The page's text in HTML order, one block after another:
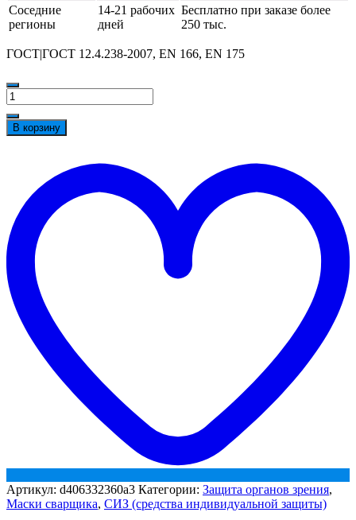
Соседние
регионы
14-21 рабочих
дней
Бесплатно при заказе более
250 тыс.
ГОСТ|ГОСТ 12.4.238-2007, EN 166, EN 175
Количество
товара
Маска
сварщика
SUPER
PREMIER
FavoriT
(9),
53363
В корзину
Артикул: d406332360a3 Категории: Защита органов зрения,
Маски сварщика, СИЗ (средства индивидуальной защиты)